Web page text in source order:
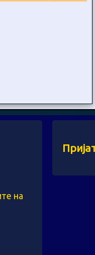
на